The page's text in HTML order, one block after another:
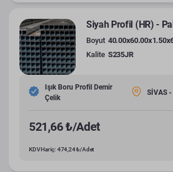
Siyah Profil (HR) -
Boyut
Kalite S235JR
Işık Boru Profil Demir
Çelik
SİVAS
521,66 ₺/Adet
KDV Hariç: 474,24 ₺/Adet